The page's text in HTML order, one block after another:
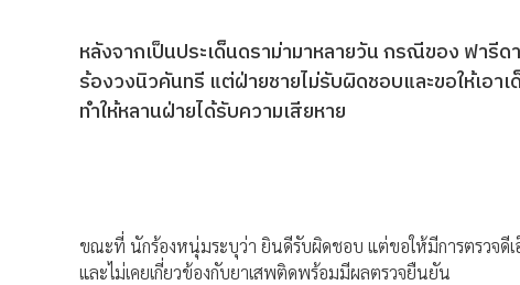
หลังจากเป็นประเด็นดราม่ามาหลายวัน กรณีของ ฟา
ร้องวงนิวคันทรี แต่ฝ่ายชายไม่รับผิดชอบและขอให้เอา
ทําให้หลานฝ่ายได้รับความเสียหาย
ขณะที่ นักร้องหนุ่มระบุว่า ยินดีรับผิดชอบ แต่ขอให้มีการตรวจดีเ
และไม่เคยเกี่ยวข้องกับยาเสพติดพร้อมมีผลตรวจยืนยัน